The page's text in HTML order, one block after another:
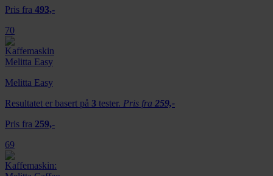
Pris fra 493,-
70
Melitta Easy
Resultatet er basert på 3 tester. Pris fra 259,-
Pris fra 259,-
69